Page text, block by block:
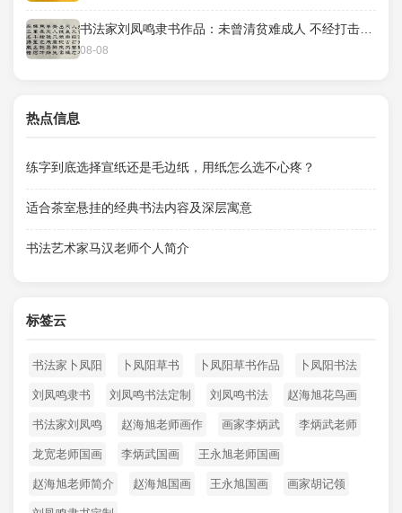
08-08
热点信息
练字到底选择宣纸还是毛边纸，用纸怎么选不心疼？
适合茶室悬挂的经典书法内容及深层寓意
书法艺术家马汉老师个人简介
标签云
书法家卜凤阳 卜凤阳草书 卜凤阳草书作品 卜凤阳书法
刘凤鸣隶书 刘凤鸣书法定制 刘凤鸣书法 赵海旭花鸟画
书法家刘凤鸣 赵海旭老师画作 画家李炳武 李炳武老师
龙宽老师国画 李炳武国画 王永旭老师国画
赵海旭老师简介 赵海旭国画 王永旭国画 画家胡记领